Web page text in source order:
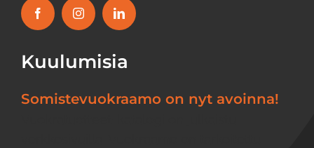
Kuulumisia
Somistevuokraamo on nyt avoinna!